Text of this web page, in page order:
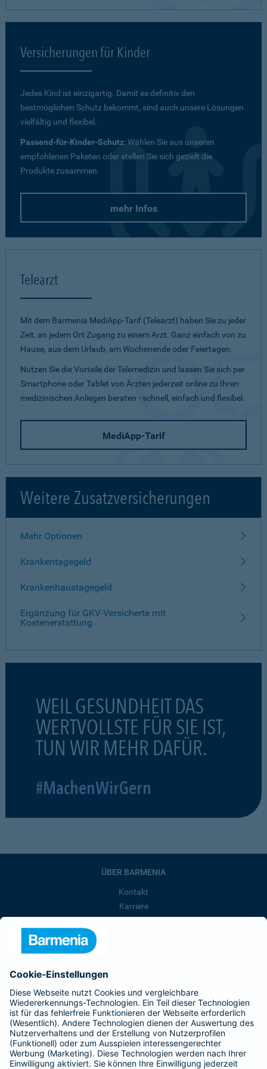
Versicherungen für Kinder
Jedes Kind ist einzigartig. Damit es definitiv den
bestmöglichen Schutz bekommt, sind auch unsere Lösungen
vielfältig und flexibel.
Passend-für-Kinder-Schutz: Wählen Sie aus unseren
empfohlenen Paketen oder stellen Sie sich gezielt die
Produkte zusammen.
mehr Infos
Telearzt
Mit dem Barmenia MediApp-Tarif (Telearzt) haben Sie zu jeder
Zeit, an jedem Ort Zugang zu einem Arzt. Ganz einfach von zu
Hause, aus dem Urlaub, am Wochenende oder Feiertagen.
Nutzen Sie die Vorteile der Telemedizin und lassen Sie sich per
Smartphone oder Tablet von Ärzten jederzeit online zu Ihren
medizinischen Anliegen beraten - schnell, einfach und flexibel.
MediApp-Tarif
Weitere Zusatzversicherungen
Mehr Optionen
Krankentagegeld
Krankenhaustagegeld
Ergänzung für GKV-Versicherte mit
Kostenerstattung
WEIL GESUNDHEIT DAS
WERTVOLLSTE FÜR SIE IST,
TUN WIR MEHR DAFÜR.
#MachenWirGern
ÜBER BARMENIA
Kontakt
Karriere
Barmenia ist Teil der BarmeniaGothaer
BELIEBTE SEITEN
Kranken-Zusatzversicherung
Tierversicherungen
Haftpflichtversicherung
Hausratversicherung